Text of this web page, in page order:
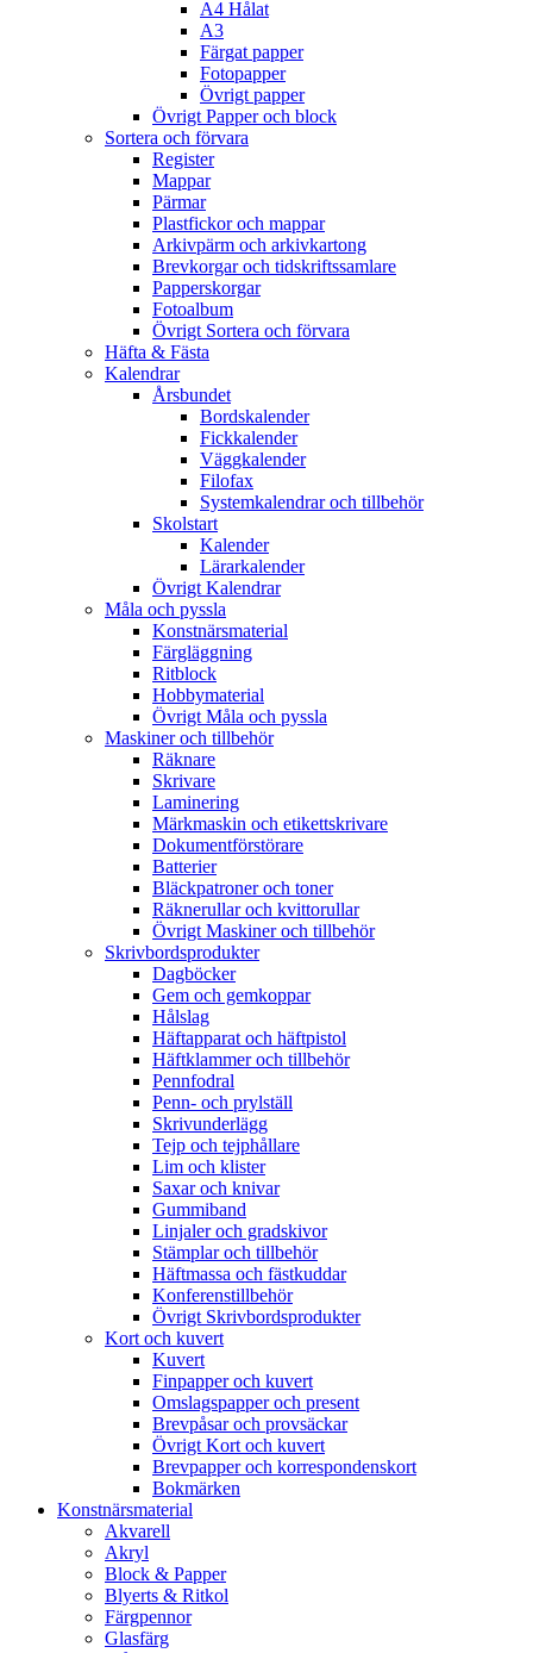
A4 Hålat
A3
Färgat papper
Fotopapper
Övrigt papper
Övrigt Papper och block
Sortera och förvara
Register
Mappar
Pärmar
Plastfickor och mappar
Arkivpärm och arkivkartong
Brevkorgar och tidskriftssamlare
Papperskorgar
Fotoalbum
Övrigt Sortera och förvara
Häfta & Fästa
Kalendrar
Årsbundet
Bordskalender
Fickkalender
Väggkalender
Filofax
Systemkalendrar och tillbehör
Skolstart
Kalender
Lärarkalender
Övrigt Kalendrar
Måla och pyssla
Konstnärsmaterial
Färgläggning
Ritblock
Hobbymaterial
Övrigt Måla och pyssla
Maskiner och tillbehör
Räknare
Skrivare
Laminering
Märkmaskin och etikettskrivare
Dokumentförstörare
Batterier
Bläckpatroner och toner
Räknerullar och kvittorullar
Övrigt Maskiner och tillbehör
Skrivbordsprodukter
Dagböcker
Gem och gemkoppar
Hålslag
Häftapparat och häftpistol
Häftklammer och tillbehör
Pennfodral
Penn- och prylställ
Skrivunderlägg
Tejp och tejphållare
Lim och klister
Saxar och knivar
Gummiband
Linjaler och gradskivor
Stämplar och tillbehör
Häftmassa och fästkuddar
Konferenstillbehör
Övrigt Skrivbordsprodukter
Kort och kuvert
Kuvert
Finpapper och kuvert
Omslagspapper och present
Brevpåsar och provsäckar
Övrigt Kort och kuvert
Brevpapper och korrespondenskort
Bokmärken
Konstnärsmaterial
Akvarell
Akryl
Block & Papper
Blyerts & Ritkol
Färgpennor
Glasfärg